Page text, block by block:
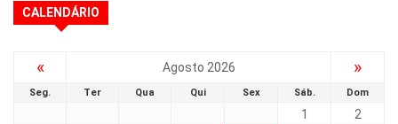
CALENDÁRIO
« Agosto 2026 »
Seg. Ter Qua Qui Sex Sáb. Dom
1
2